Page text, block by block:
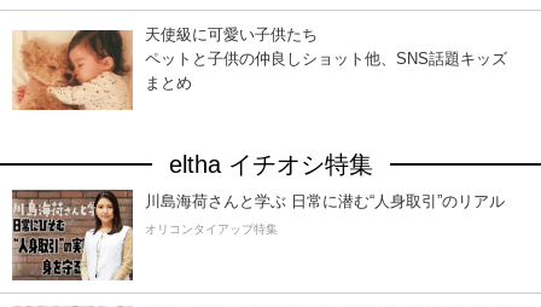
天使級に可愛い子供たち
ペットと子供の仲良しショット他、SNS話題キッズ
まとめ
eltha イチオシ特集
川島海荷さんと学ぶ 日常に潜む“人身取引”のリアル
オリコンタイアップ特集